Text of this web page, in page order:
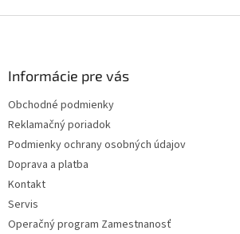
Informácie pre vás
Obchodné podmienky
Reklamačný poriadok
Podmienky ochrany osobných údajov
Doprava a platba
Kontakt
Servis
Operačný program Zamestnanosť